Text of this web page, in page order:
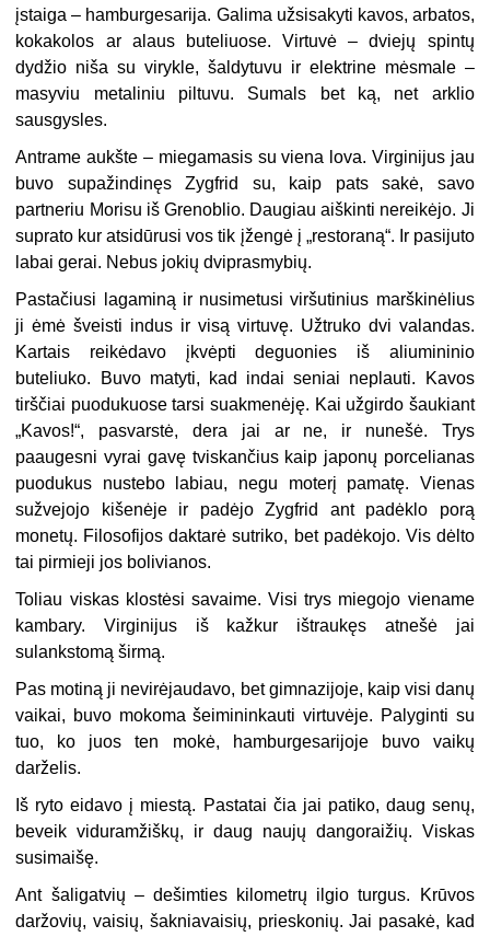
įstaiga – hamburgesarija. Galima užsisakyti kavos, arbatos,
kokakolos ar alaus buteliuose. Virtuvė – dviejų spintų
dydžio niša su virykle, šaldytuvu ir elektrine mėsmale –
masyviu metaliniu piltuvu. Sumals bet ką, net arklio
sausgysles.
Antrame aukšte – miegamasis su viena lova. Virginijus jau
buvo supažindinęs Zygfrid su, kaip pats sakė, savo
partneriu Morisu iš Grenoblio. Daugiau aiškinti nereikėjo. Ji
suprato kur atsidūrusi vos tik įžengė į „restoraną“. Ir pasijuto
labai gerai. Nebus jokių dviprasmybių.
Pastačiusi lagaminą ir nusimetusi viršutinius marškinėlius
ji ėmė šveisti indus ir visą virtuvę. Užtruko dvi valandas.
Kartais reikėdavo įkvėpti deguonies iš aliumininio
buteliuko. Buvo matyti, kad indai seniai neplauti. Kavos
tirščiai puodukuose tarsi suakmenėję. Kai užgirdo šaukiant
„Kavos!“, pasvarstė, dera jai ar ne, ir nunešė. Trys
paaugesni vyrai gavę tviskančius kaip japonų porcelianas
puodukus nustebo labiau, negu moterį pamatę. Vienas
sužvejojo kišenėje ir padėjo Zygfrid ant padėklo porą
monetų. Filosofijos daktarė sutriko, bet padėkojo. Vis dėlto
tai pirmieji jos bolivianos.
Toliau viskas klostėsi savaime. Visi trys miegojo viename
kambary. Virginijus iš kažkur ištraukęs atnešė jai
sulankstomą širmą.
Pas motiną ji nevirėjaudavo, bet gimnazijoje, kaip visi danų
vaikai, buvo mokoma šeimininkauti virtuvėje. Palyginti su
tuo, ko juos ten mokė, hamburgesarijoje buvo vaikų
darželis.
Iš ryto eidavo į miestą. Pastatai čia jai patiko, daug senų,
beveik viduramžiškų, ir daug naujų dangoraižių. Viskas
susimaišę.
Ant šaligatvių – dešimties kilometrų ilgio turgus. Krūvos
daržovių, vaisių, šakniavaisių, prieskonių. Jai pasakė, kad